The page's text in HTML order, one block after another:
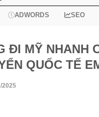
ADWORDS SEO
ĐI MỸ NHANH
QUỐC TẾ
2025